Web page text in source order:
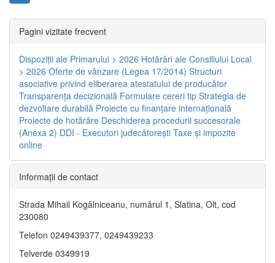
Pagini vizitate frecvent
Dispoziţii ale Primarului > 2026 Hotărâri ale Consiliului Local
> 2026 Oferte de vânzare (Legea 17/2014) Structuri
asociative privind eliberarea atestatului de producător
Transparenţa decizională Formulare cereri tip Strategia de
dezvoltare durabilă Proiecte cu finanţare internaţională
Proiecte de hotărâre Deschiderea procedurii succesorale
(Anexa 2) DDI - Executori judecătorești Taxe şi impozite
online
Informaţii de contact
Strada Mihail Kogălniceanu, numărul 1, Slatina, Olt, cod
230080
Telefon 0249439377, 0249439233
Telverde 0349919